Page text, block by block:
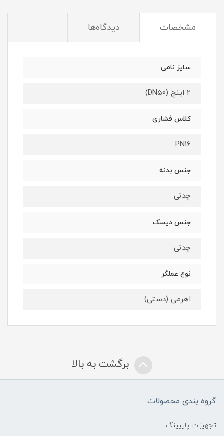
مشخصات دیدگاه‌ها
سایز نامی
2 اینچ (DN50)
کلاس فشاری
PN16
جنس بدنه
چدنی
جنس دیسک
چدنی
نوع عملگر
اهرمی (دستی)
برگشت به بالا
گروه بندی محصولات
تجهیزات پایپینگ